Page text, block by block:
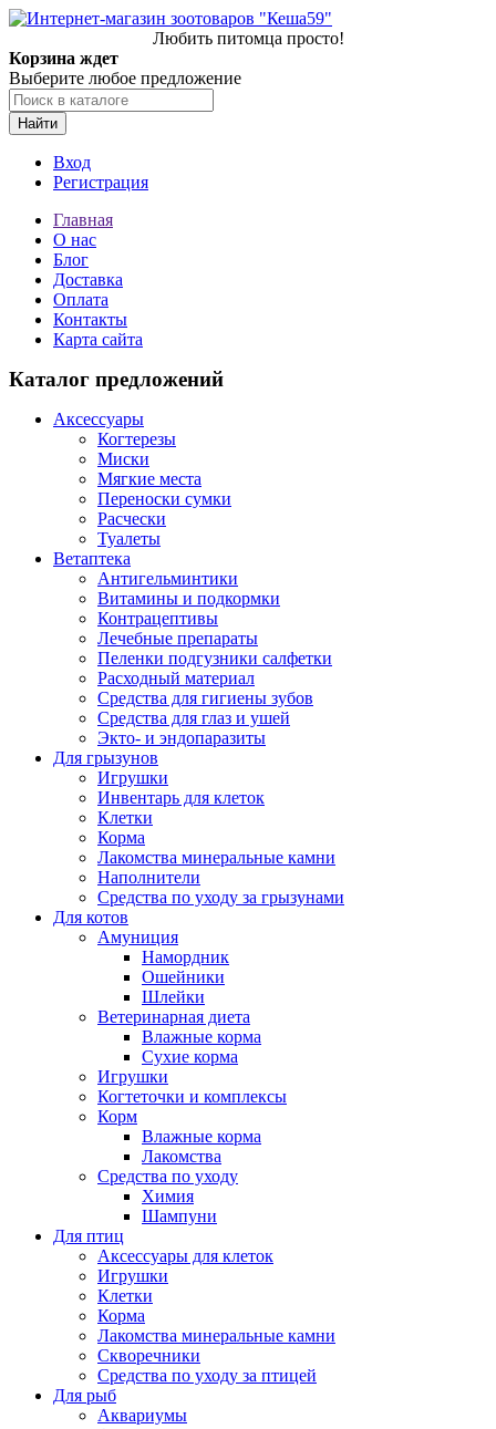
Любить питомца просто!
Корзина ждет
Выберите любое предложение
Найти
Вход
Регистрация
Главная
О нас
Блог
Доставка
Оплата
Контакты
Карта сайта
Каталог предложений
Аксессуары
Когтерезы
Миски
Мягкие места
Переноски сумки
Расчески
Туалеты
Ветаптека
Антигельминтики
Витамины и подкормки
Контрацептивы
Лечебные препараты
Пеленки подгузники салфетки
Расходный материал
Средства для гигиены зубов
Средства для глаз и ушей
Экто- и эндопаразиты
Для грызунов
Игрушки
Инвентарь для клеток
Клетки
Корма
Лакомства минеральные камни
Наполнители
Средства по уходу за грызунами
Для котов
Амуниция
Намордник
Ошейники
Шлейки
Ветеринарная диета
Влажные корма
Сухие корма
Игрушки
Когтеточки и комплексы
Корм
Влажные корма
Лакомства
Средства по уходу
Химия
Шампуни
Для птиц
Аксессуары для клеток
Игрушки
Клетки
Корма
Лакомства минеральные камни
Скворечники
Средства по уходу за птицей
Для рыб
Аквариумы